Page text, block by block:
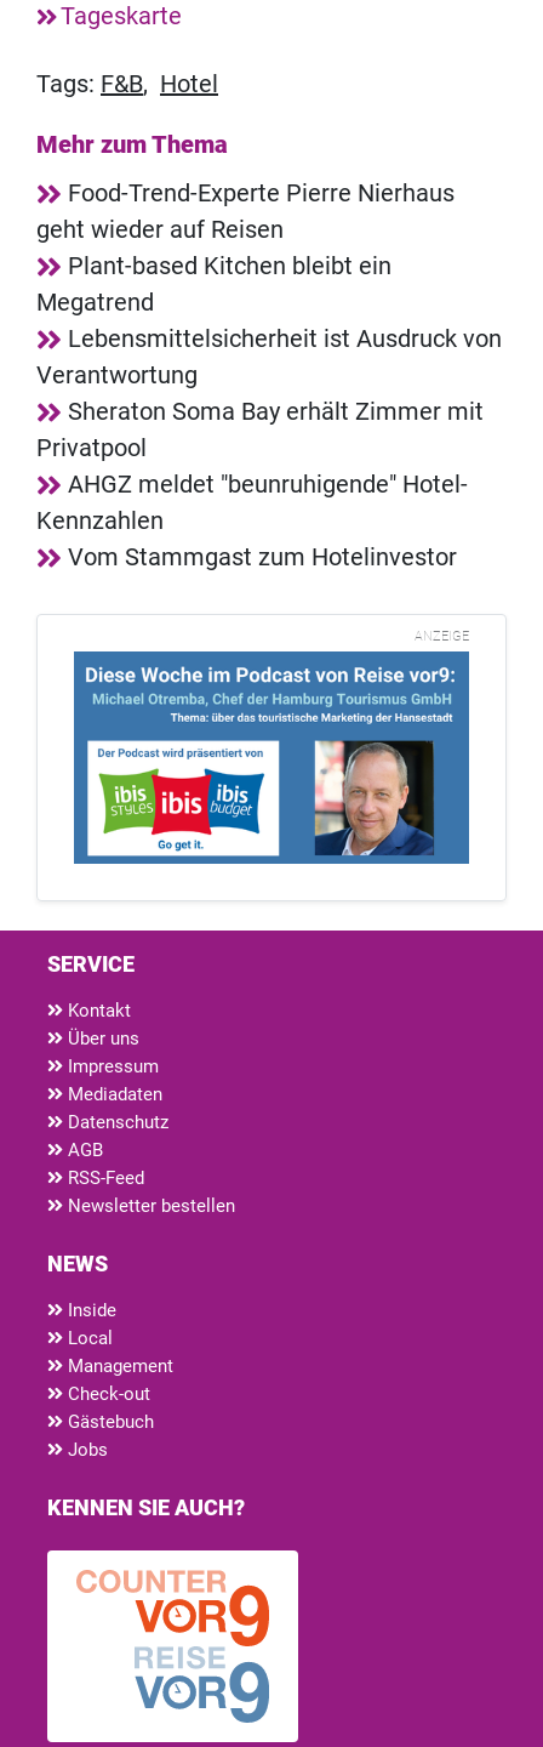
Tageskarte
Tags: F&B, Hotel
Mehr zum Thema
Food-Trend-Experte Pierre Nierhaus
geht wieder auf Reisen
Plant-based Kitchen bleibt ein
Megatrend
Lebensmittelsicherheit ist Ausdruck von
Verantwortung
Sheraton Soma Bay erhält Zimmer mit
Privatpool
AHGZ meldet "beunruhigende" Hotel-
Kennzahlen
Vom Stammgast zum Hotelinvestor
ANZEIGE
SERVICE
Kontakt
Über uns
Impressum
Mediadaten
Datenschutz
AGB
RSS-Feed
Newsletter bestellen
NEWS
Inside
Local
Management
Check-out
Gästebuch
Jobs
KENNEN SIE AUCH?